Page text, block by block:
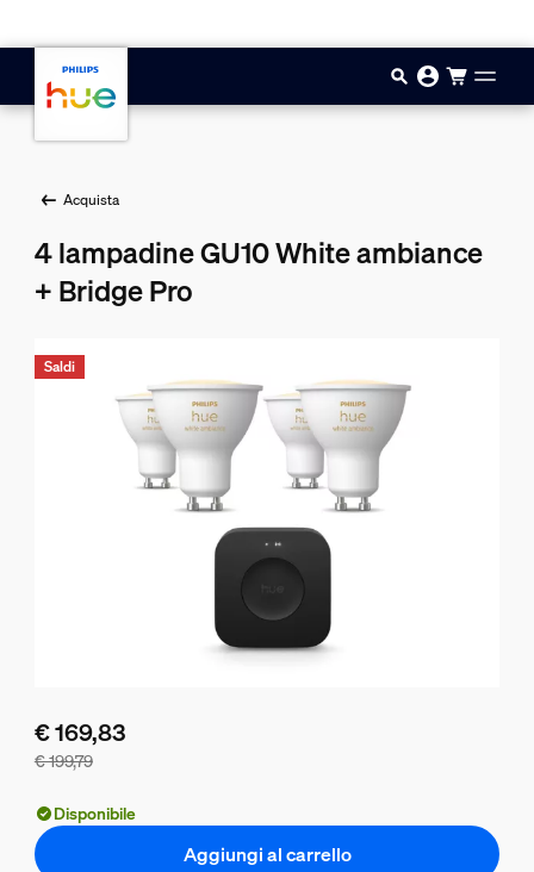
Acquista
4 lampadine GU10 White ambiance
+ Bridge Pro
€ 199,79
€ 169,83
Saldi
Disponibile
Aggiungi al carrello